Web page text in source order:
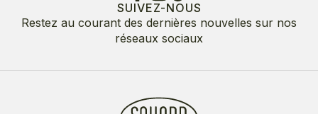
SUIVEZ-NOUS
Restez au courant des dernières nouvelles sur nos
réseaux sociaux